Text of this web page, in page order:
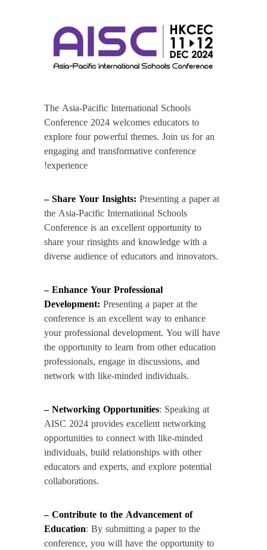
The Asia-Pacific International Schools
Conference 2024 welcomes educators to
explore four powerful themes. Join us for an
engaging and transformative conference
experience!
– Share Your Insights:Presenting a paper at
the Asia-Pacific International Schools
Conference is an excellent opportunity to
share your rinsights and knowledge with a
diverse audience of educators and innovators.
– Enhance Your Professional
Development:Presenting a paper at the
conference is an excellent way to enhance
your professional development. You will have
the opportunity to learn from other education
professionals, engage in discussions, and
network with like-minded individuals.
– Networking Opportunities: Speaking at
AISC 2024 provides excellent networking
opportunities to connect with like-minded
individuals, build relationships with other
educators and experts, and explore potential
collaborations.
– Contribute to the Advancement of
Education: By submitting a paper to the
conference, you will have the opportunity to